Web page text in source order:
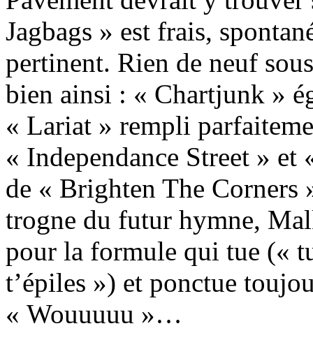
Jagbags » est frais,
pertinent. Rien de neuf
bien ainsi : « Chartjunk »
« Lariat » rempli
« Independance Street »
de « Brighten The Corners
trogne du futur hymne,
pour la formule qui tue («
t’épiles ») et ponctue
« Wouuuuu »…